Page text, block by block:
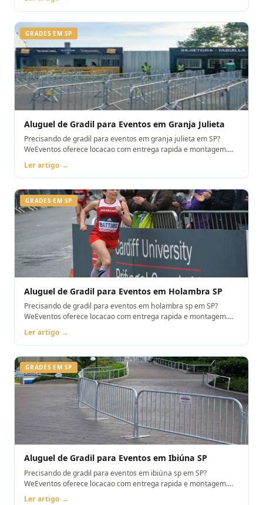
GRADES EM SP
Aluguel de Gradil para Eventos em Granja Julieta
Precisando de gradil para eventos em granja julieta em SP?
WeEventos oferece locacao com entrega rapida e montagem.
Orcamento pelo WhatsApp.
Ler artigo →
GRADES EM SP
Aluguel de Gradil para Eventos em Holambra SP
Precisando de gradil para eventos em holambra sp em SP?
WeEventos oferece locacao com entrega rapida e montagem.
Orcamento pelo WhatsApp.
Ler artigo →
GRADES EM SP
Aluguel de Gradil para Eventos em Ibiúna SP
Precisando de gradil para eventos em ibiúna sp em SP?
WeEventos oferece locacao com entrega rapida e montagem.
Orcamento pelo WhatsApp.
Ler artigo →